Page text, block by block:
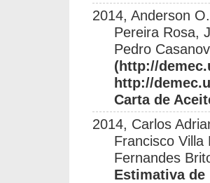
2014, Anderson
Pereira Rosa,
Pedro
(http://
http://
Carta de
2014, Carlos
Francisco Villa
Fernandes
Estimativa de